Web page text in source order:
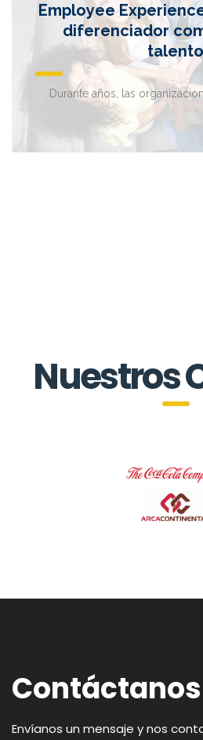
Employee
diferenciador
talento
Durante años, las
Nuestros
Contáctanos
Envíanos un mensaje y nos